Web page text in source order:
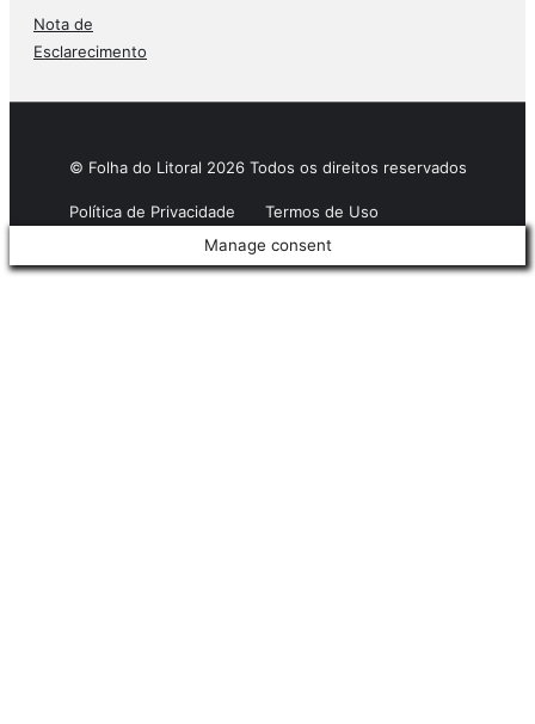
Nota de
Esclarecimento
© Folha do Litoral 2026 Todos os direitos reservados
Política de Privacidade
Termos de Uso
Manage consent